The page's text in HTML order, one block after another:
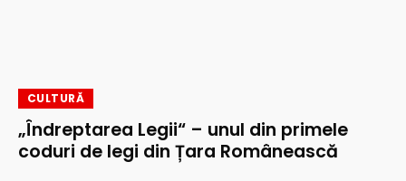
CULTURĂ
„Îndreptarea Legii“ – unul din primele
coduri de legi din Țara Românească